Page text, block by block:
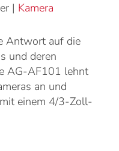
| Kamera
Antwort auf die
und deren
AG-AF101 lehnt
an und
einem 4/3-Zoll-